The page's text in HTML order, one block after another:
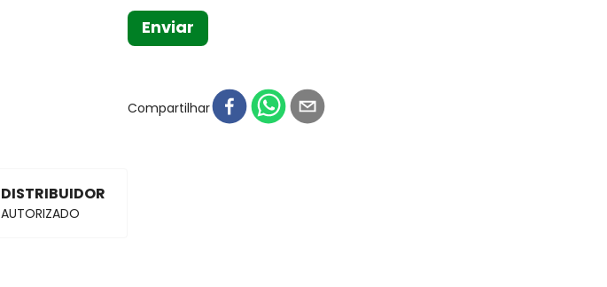
DISTRIBUIDOR
AUTORIZADO
Enviar
Compartilhar